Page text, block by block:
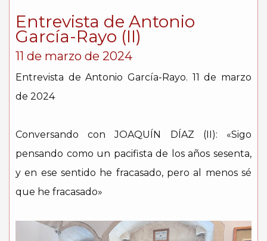
Entrevista de Antonio
García-Rayo (II)
11 de marzo de 2024
Entrevista de Antonio García-Rayo. 11 de marzo
de 2024
Conversando con JOAQUÍN DÍAZ (II): «Sigo
pensando como un pacifista de los años sesenta,
y en ese sentido he fracasado, pero al menos sé
que he fracasado»